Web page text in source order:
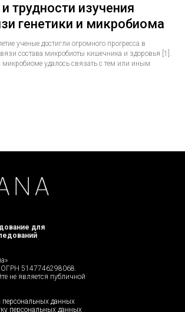
трудности изучения
генетики и микробиома
ученые достигли огромного прогресса в
состава микробиоты кишечника и здоровья [1].
удалось связать с тем или иным
для
5147746298068.
не является публичной
персональных данных
персональных данных